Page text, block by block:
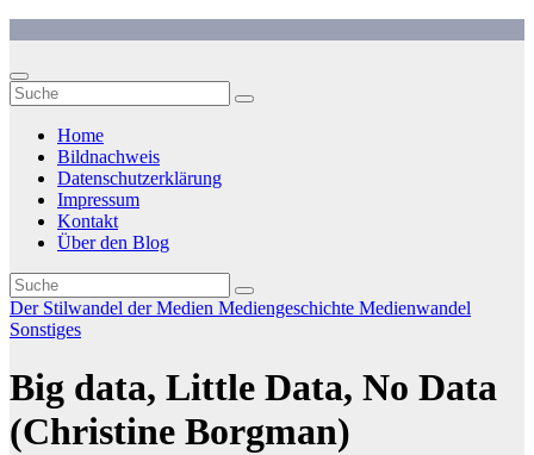
springen
Home
Bildnachweis
Datenschutzerklärung
Impressum
Kontakt
Über den Blog
Der Stilwandel der Medien Mediengeschichte Medienwandel
Sonstiges
Big data, Little Data, No Data
(Christine Borgman)